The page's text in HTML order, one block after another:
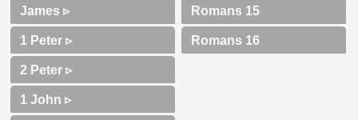
James ▹
1 Peter ▹
2 Peter ▹
1 John ▹